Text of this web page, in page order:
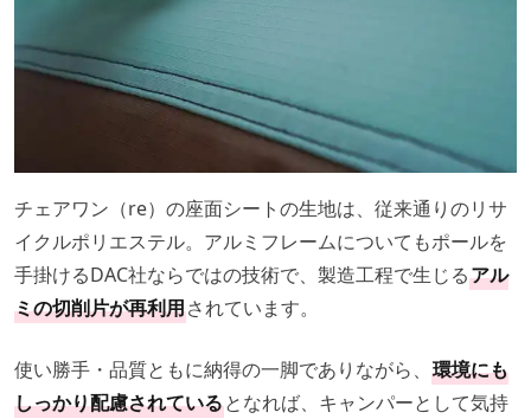
チェアワン（re）の座面シートの生地は、従来通りのリサ
イクルポリエステル。アルミフレームについてもポールを
手掛けるDAC社ならではの技術で、製造工程で生じるアル
ミの切削片が再利用されています。
使い勝手・品質ともに納得の一脚でありながら、 環境にも
しっかり配慮されているとなれば、キャンパーとして気持